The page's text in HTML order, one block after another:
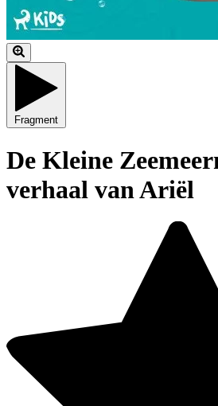
Fragment
De Kleine
verhaal van Ariël